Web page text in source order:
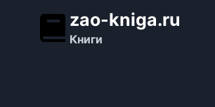
содержимому
zao-kniga.ru
Книги